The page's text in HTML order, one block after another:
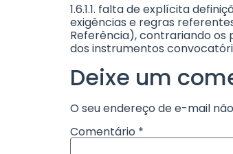
1.6.1.1. falta de explícita
exigências e regras
Referência), contrariando os
dos instrumentos
Deixe um
O seu endereço de e-mail
Comentário *